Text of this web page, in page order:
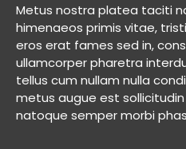
Metus nostra platea taciti
himenaeos primis vitae,
eros erat fames sed in,
ullamcorper pharetra
tellus cum nullam nulla
metus augue est
natoque semper morbi